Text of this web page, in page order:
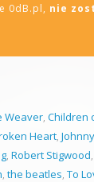
0dB.pl, nie
Weaver, Children
Heart,
, Robert Stigwood,
, the beatles, To